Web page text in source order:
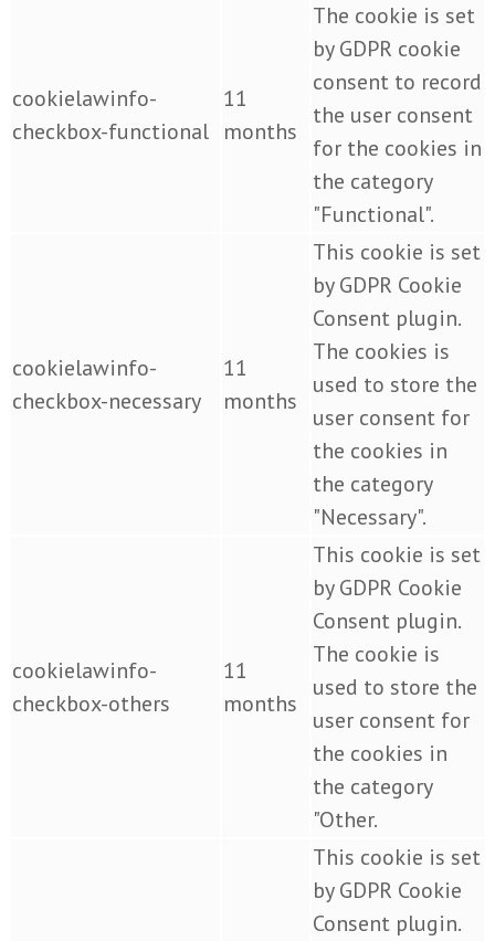
cookielawinfo-
checkbox-functional
11
months
The cookie is set
by GDPR cookie
consent to record
the user consent
for the cookies in
the category
"Functional".
cookielawinfo-
checkbox-necessary
11
months
This cookie is set
by GDPR Cookie
Consent plugin.
The cookies is
used to store the
user consent for
the cookies in
the category
"Necessary".
cookielawinfo-
checkbox-others
11
months
This cookie is set
by GDPR Cookie
Consent plugin.
The cookie is
used to store the
user consent for
the cookies in
the category
"Other.
This cookie is set
by GDPR Cookie
Consent plugin.